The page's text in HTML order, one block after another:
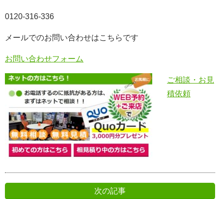
0120-316-336
メールでのお問い合わせはこちらです
お問い合わせフォーム
ご相談・お見
積依頼
次の記事